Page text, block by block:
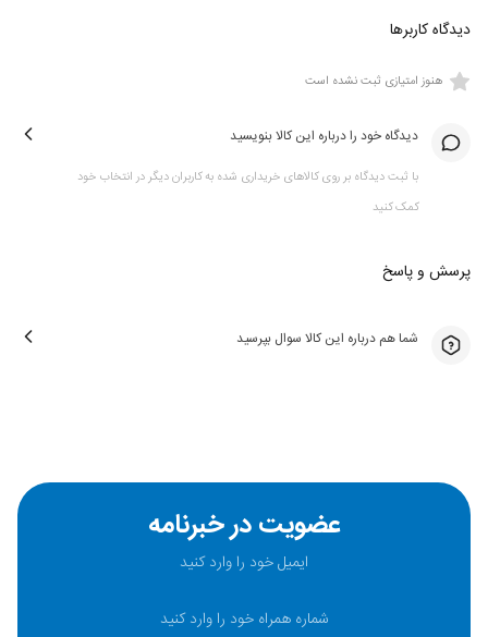
دیدگاه کاربرها
هنوز امتیازی ثبت نشده است
دیدگاه خود را درباره این کالا بنویسید
با ثبت دیدگاه بر روی کالاهای خریداری شده به کاربران دیگر در انتخاب خود
کمک کنید
پرسش و پاسخ
شما هم درباره این کالا سوال بپرسید
عضویت در خبرنامه